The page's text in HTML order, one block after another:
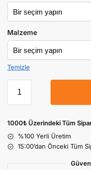
Malzeme
Temizle
1000₺ Üzerindeki Tüm
%100 Yerli Üretim
15:00’dan Önceki Tüm